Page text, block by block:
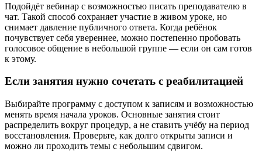
Подойдёт вебинар с возможностью писать преподавателю в
чат. Такой способ сохраняет участие в живом уроке, но
снимает давление публичного ответа. Когда ребёнок
почувствует себя увереннее, можно постепенно пробовать
голосовое общение в небольшой группе — если он сам готов
к этому.
Если занятия нужно сочетать с реабилитацией
Выбирайте программу с доступом к записям и возможностью
менять время начала уроков. Основные занятия стоит
распределить вокруг процедур, а не ставить учёбу на период
восстановления. Проверьте, как долго открыты записи и
можно ли проходить темы с небольшим сдвигом.